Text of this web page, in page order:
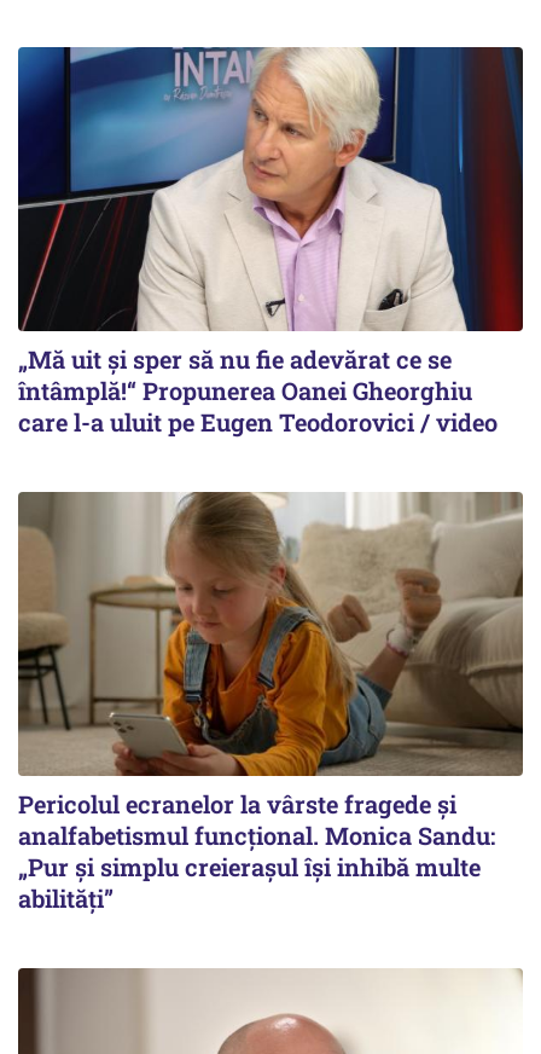
„Mă uit și sper să nu fie adevărat ce se
întâmplă!“ Propunerea Oanei Gheorghiu
care l-a uluit pe Eugen Teodorovici / video
Pericolul ecranelor la vârste fragede și
analfabetismul funcțional. Monica Sandu:
„Pur și simplu creierașul își inhibă multe
abilități”